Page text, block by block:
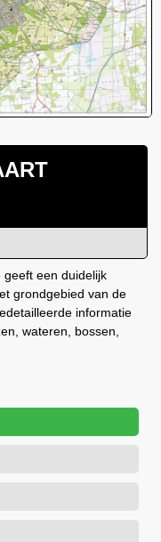
geeft een duidelijk
grondgebied van de
informatie
wateren, bossen,